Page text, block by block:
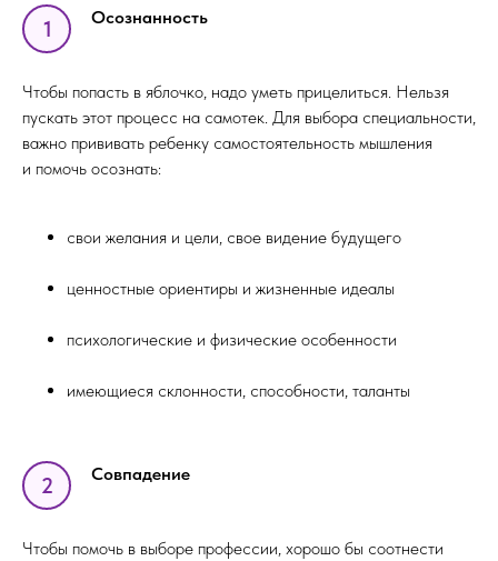
1 Осознанность
Чтобы попасть в яблочко, надо уметь прицелиться. Нельзя
пускать этот процесс на самотек. Для выбора специальности,
важно прививать ребенку самостоятельность мышления
и помочь осознать:
свои желания и цели, свое видение будущего
ценностные ориентиры и жизненные идеалы
психологические и физические особенности
имеющиеся склонности, способности, таланты
2 Совпадение
Чтобы помочь в выборе профессии, хорошо бы соотнести